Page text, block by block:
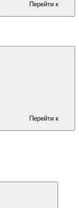
Перейти к
Перейти к